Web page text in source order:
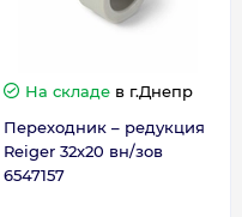
На складе в г.Днепр
Переходник – редукция
Reiger 32х20 вн/зов
6547157